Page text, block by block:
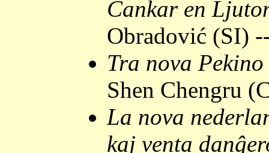
Cankar en
Obradović (SI)
Tra nova
Shen Chengru
La nova
kaj venta